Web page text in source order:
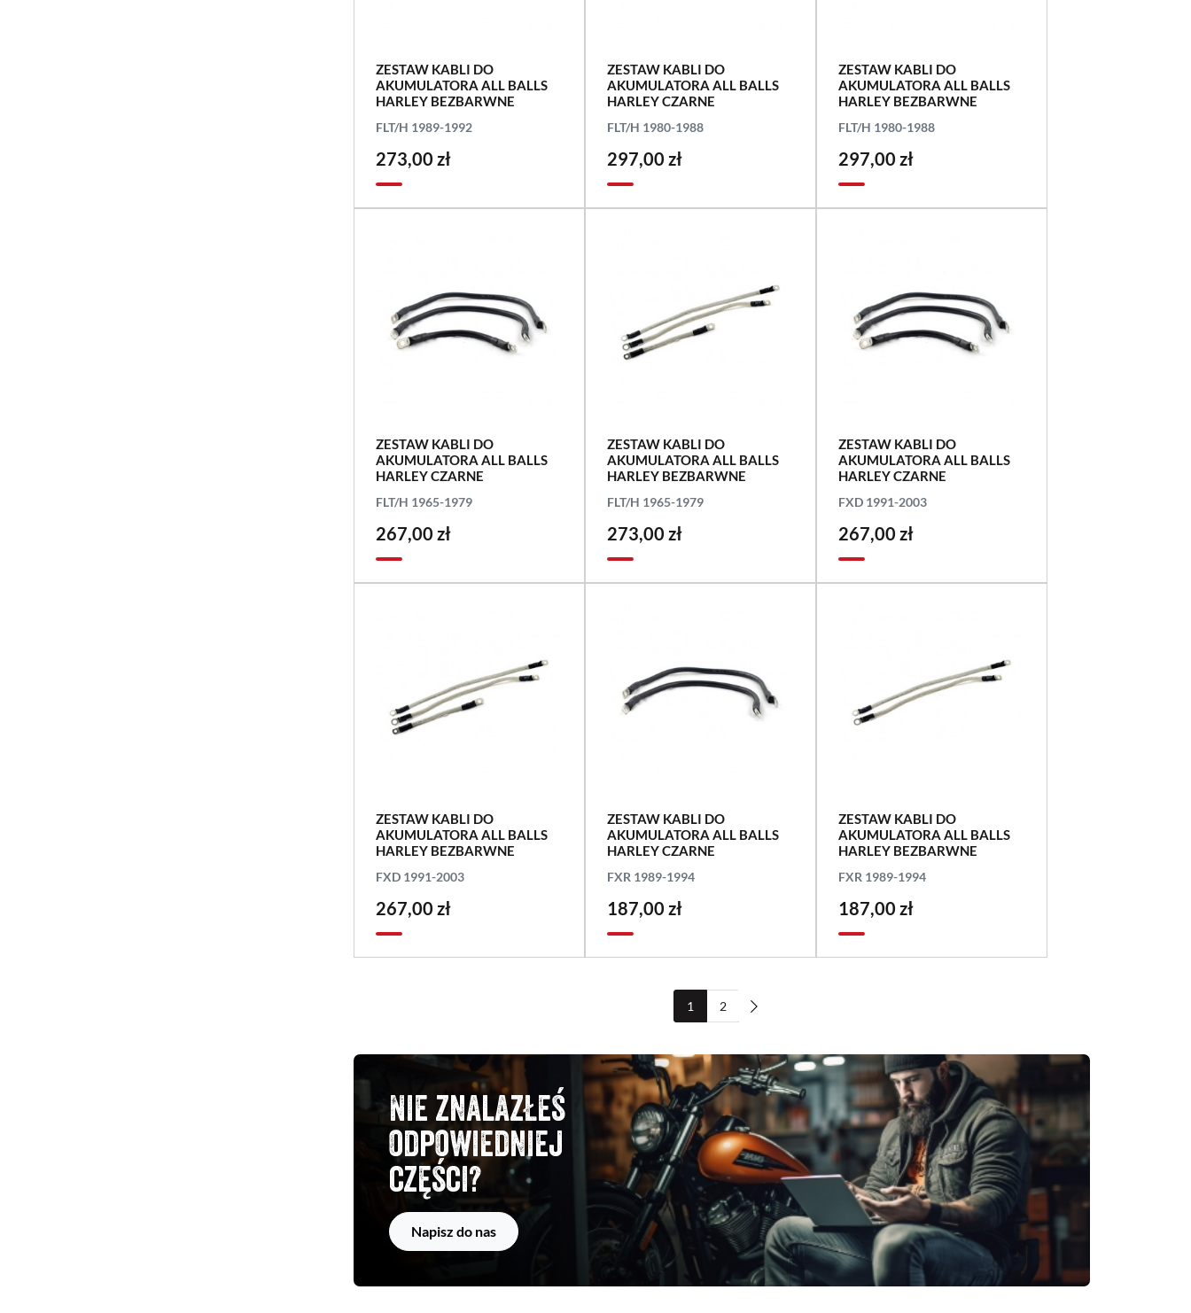
ZESTAW KABLI DO
AKUMULATORA ALL BALLS
HARLEY BEZBARWNE
FLT/H 1989-1992
273,00 zł
ZESTAW KABLI DO
AKUMULATORA ALL BALLS
HARLEY CZARNE
FLT/H 1980-1988
297,00 zł
ZESTAW KABLI DO
AKUMULATORA ALL BALLS
HARLEY BEZBARWNE
FLT/H 1980-1988
297,00 zł
ZESTAW KABLI DO
AKUMULATORA ALL BALLS
HARLEY CZARNE
FLT/H 1965-1979
267,00 zł
ZESTAW KABLI DO
AKUMULATORA ALL BALLS
HARLEY BEZBARWNE
FLT/H 1965-1979
273,00 zł
ZESTAW KABLI DO
AKUMULATORA ALL BALLS
HARLEY CZARNE
FXD 1991-2003
267,00 zł
ZESTAW KABLI DO
AKUMULATORA ALL BALLS
HARLEY BEZBARWNE
FXD 1991-2003
267,00 zł
ZESTAW KABLI DO
AKUMULATORA ALL BALLS
HARLEY CZARNE
FXR 1989-1994
187,00 zł
ZESTAW KABLI DO
AKUMULATORA ALL BALLS
HARLEY BEZBARWNE
FXR 1989-1994
187,00 zł
1 2
Nie znalazłeś
odpowiedniej
części?
Napisz do nas